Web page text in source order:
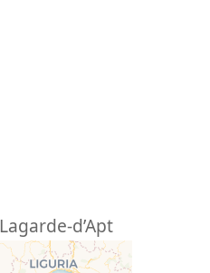
Lagarde-d’Apt